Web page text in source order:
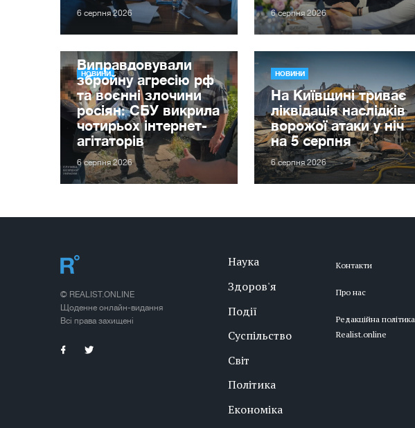
6 серпня 2026 6 серпня 2026
НОВИНИ
Виправдовували
збройну агресію рф
та воєнні злочини
росіян: СБУ викрила
чотирьох інтернет-
агітаторів
6 серпня 2026
НОВИНИ
На Київщині триває
ліквідація наслідків
ворожої атаки у ніч
на 5 серпня
6 серпня 2026
© REALIST.ONLINE
Щоденне онлайн-видання
Всі права захищені
Наука
Здоров'я
Події
Суспільство
Світ
Політика
Економіка
Контакти
Про нас
Редакційна політика
Realist.online